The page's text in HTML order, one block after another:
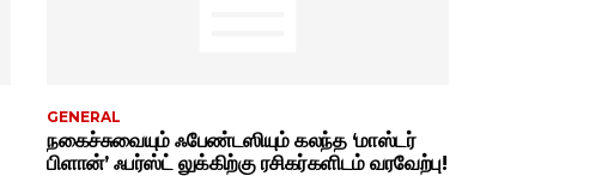
GENERAL
நகைச்சுவையும் ஃபேண்டஸியும் கலந்த ‘மாஸ்டர்
பிளான்’ ஃபர்ஸ்ட் லுக்கிற்கு ரசிகர்களிடம் வரவேற்பு!